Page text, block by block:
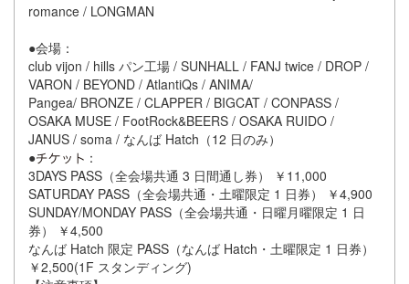
romance / LONGMAN
●会場：
club vijon / hills パン工場 / SUNHALL / FANJ twice / DROP /
VARON / BEYOND / AtlantiQs / ANIMA/
Pangea/ BRONZE / CLAPPER / BIGCAT / CONPASS /
OSAKA MUSE / FootRock&BEERS / OSAKA RUIDO /
JANUS / soma / なんば Hatch（12 日のみ）
●
：
3DAYS PASS（全会場共通 3 日間通し券） ￥11,000
SATURDAY PASS（全会場共通・土曜限定 1 日券） ￥4,900
SUNDAY/MONDAY PASS（全会場共通・日曜月曜限定 1 日
券） ￥4,500
なんば Hatch 限定 PASS（なんば Hatch・土曜限定 1 日券）
￥2,500(1F スタンディング)